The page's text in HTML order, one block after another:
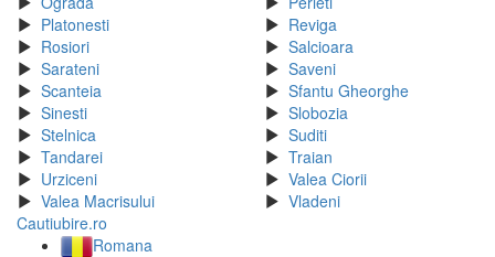
Platonesti
Reviga
Rosiori
Salcioara
Sarateni
Saveni
Scanteia
Sfantu Gheorghe
Sinesti
Slobozia
Stelnica
Suditi
Tandarei
Traian
Urziceni
Valea Ciorii
Valea Macrisului
Vladeni
Cautiubire.ro
Romana